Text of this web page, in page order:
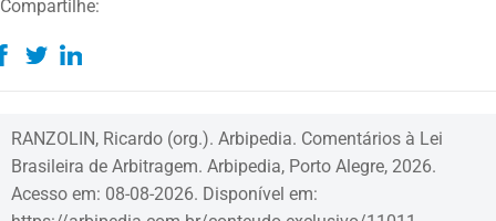
Compartilhe:
RANZOLIN, Ricardo (org.). Arbipedia. Comentários à Lei
Brasileira de Arbitragem. Arbipedia, Porto Alegre, 2026.
Acesso em: 08-08-2026. Disponível em: